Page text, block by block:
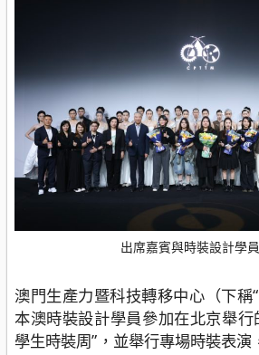
出席嘉賓與時裝設計學
澳門生產力暨科技轉移中心（下稱
本澳時裝設計學員參加在北京舉
學生時裝周”，並舉行專場時裝表